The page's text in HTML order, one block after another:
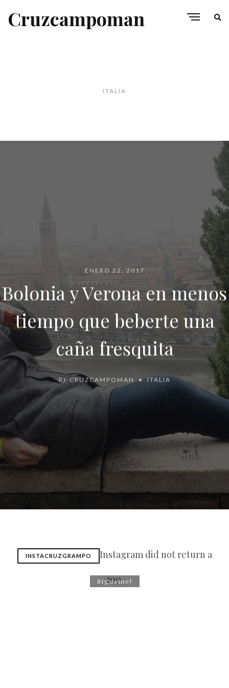
Cruzcampoman
ITALIA
ENERO 22, 2017
Bolonia y Verona en menos
tiempo que beberte una
caña fresquita
By CRUZCAMPOMAN ITALIA
INSTACRUZGRAMPO
Instagram did not return a
200.
Sígueme!